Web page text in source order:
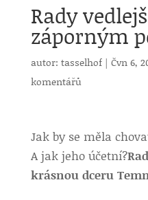
Rady
záporným
autor: tasselhof| Čvn 6,
komentářů
Jak by se měla
A jak jeho účetní?
krásnou dceru